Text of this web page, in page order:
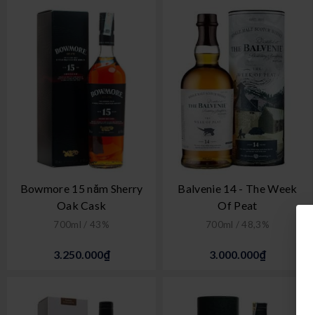
Bowmore 15 năm Sherry
Oak Cask
700ml / 43%
3.250.000₫
Balvenie 14 - The Week
Of Peat
700ml / 48,3%
3.000.000₫